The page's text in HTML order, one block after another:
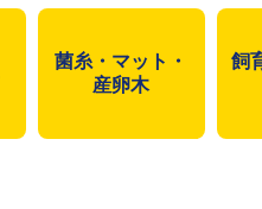
菌糸・マット・
産卵木
飼